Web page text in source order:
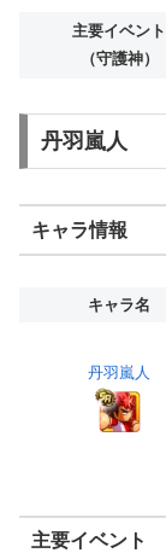
主要イベント
（守護神）
丹羽嵐人
キャラ情報
キャラ名
丹羽嵐人
主要イベント